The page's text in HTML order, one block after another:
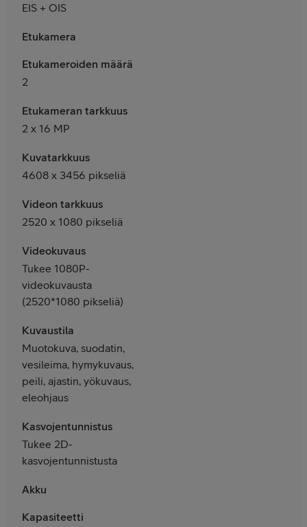
EIS + OIS
Etukamera
Etukameroiden määrä
2
Etukameran tarkkuus
2 x 16 MP
Kuvatarkkuus
4608 x 3456 pikseliä
Videon tarkkuus
2520 x 1080 pikseliä
Videokuvaus
Tukee 1080P-
videokuvausta
(2520*1080 pikseliä)
Kuvaustila
Muotokuva, suodatin,
vesileima, hymykuvaus,
peili, ajastin, yökuvaus,
eleohjaus
Kasvojentunnistus
Tukee 2D-
kasvojentunnistusta
Akku
Kapasiteetti